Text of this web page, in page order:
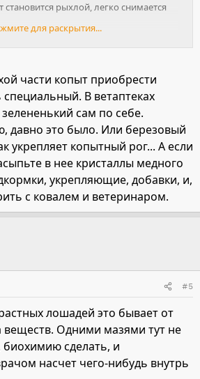
становится рыхлой, легко снимается
похожее? Нужно ли счищать
его не трогать? Что возможно
рога?
для раскрытия...
части копыт приобрести
В ветаптеках
сам по себе.
давно это было. Или березовый
укрепляет копытный рог... А если
в нее кристаллы медного
укрепляющие, добавки, и,
с ковалем и ветеринаром.
#5
лошадей это бывает от
Одними мазями тут не
сделать, и
насчет чего-нибудь внутрь